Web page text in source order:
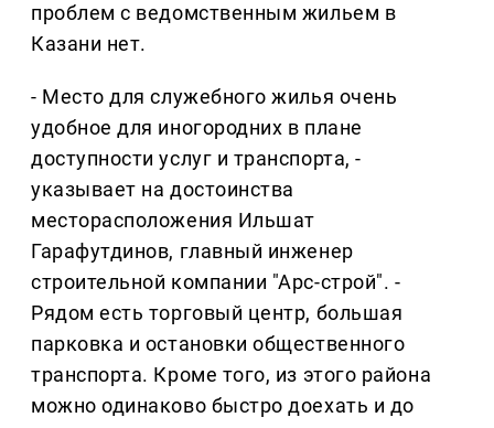
проблем с ведомственным жильем в
Казани нет.
- Место для служебного жилья очень
удобное для иногородних в плане
доступности услуг и транспорта, -
указывает на достоинства
месторасположения Ильшат
Гарафутдинов, главный инженер
строительной компании "Арс-строй". -
Рядом есть торговый центр, большая
парковка и остановки общественного
транспорта. Кроме того, из этого района
можно одинаково быстро доехать и до